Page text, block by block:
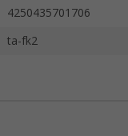
4250435701706
ta-fk2